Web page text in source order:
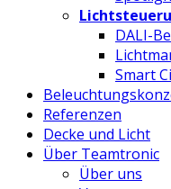
DALI-
Smart
Referenzen
Decke und Licht
Über Teamtronic
Über uns